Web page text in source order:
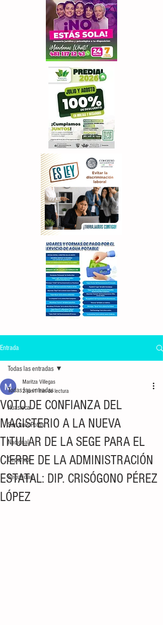
Entrada
Todas las entradas
Huasteca
San Luis Potosí
Nacional
Deportes
Seguridad
Todas las entradas
VOTO DE CONFIANZA DEL
MAGISTERIO A LA NUEVA
TITULAR DE LA SEGE PARA EL
CIERRE DE LA ADMINISTRACIÓN
ESTATAL: DIP. CRISÓGONO PÉREZ
LÓPEZ
Maritza Villegas
2 jun1 min de lectura